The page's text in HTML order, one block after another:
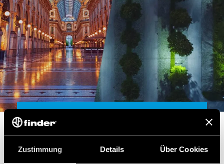
Zustimmung Details Über Cookies
Gleichzeitige Handhabung großer Lasten